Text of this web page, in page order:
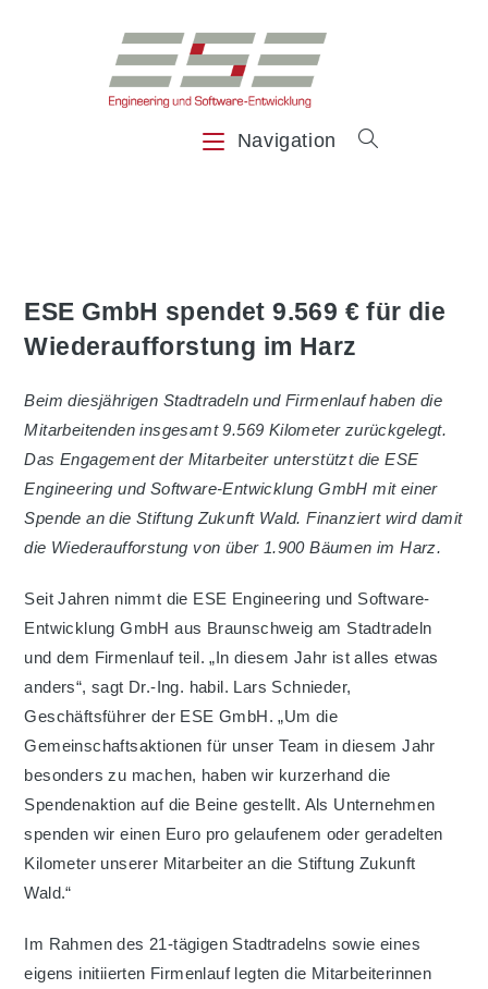
Navigation
ESE GmbH spendet 9.569 € für die
Wiederaufforstung im Harz
Beim diesjährigen Stadtradeln und Firmenlauf haben die
Mitarbeitenden insgesamt 9.569 Kilometer zurückgelegt.
Das Engagement der Mitarbeiter unterstützt die ESE
Engineering und Software-Entwicklung GmbH mit einer
Spende an die Stiftung Zukunft Wald. Finanziert wird damit
die Wiederaufforstung von über 1.900 Bäumen im Harz.
Seit Jahren nimmt die ESE Engineering und Software-
Entwicklung GmbH aus Braunschweig am Stadtradeln
und dem Firmenlauf teil. „In diesem Jahr ist alles etwas
anders“, sagt Dr.-Ing. habil. Lars Schnieder,
Geschäftsführer der ESE GmbH. „Um die
Gemeinschaftsaktionen für unser Team in diesem Jahr
besonders zu machen, haben wir kurzerhand die
Spendenaktion auf die Beine gestellt. Als Unternehmen
spenden wir einen Euro pro gelaufenem oder geradelten
Kilometer unserer Mitarbeiter an die Stiftung Zukunft
Wald.“
Im Rahmen des 21-tägigen Stadtradelns sowie eines
eigens initiierten Firmenlauf legten die Mitarbeiterinnen